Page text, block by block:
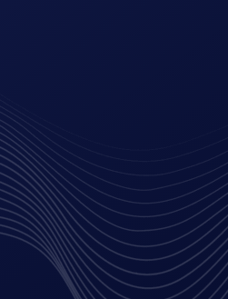
Marketingstrategie
Online zichtbaarheid verbeteren